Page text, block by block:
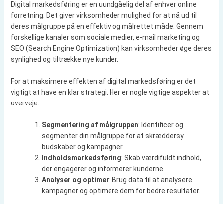
Digital markedsføring er en uundgåelig del af enhver online
forretning. Det giver virksomheder mulighed for at nå ud til
deres målgruppe på en effektiv og målrettet måde. Gennem
forskellige kanaler som sociale medier, e-mail marketing og
SEO (Search Engine Optimization) kan virksomheder øge deres
synlighed og tiltrække nye kunder.
For at maksimere effekten af digital markedsføring er det
vigtigt at have en klar strategi. Her er nogle vigtige aspekter at
overveje:
Segmentering af målgruppen: Identificer og
segmenter din målgruppe for at skræddersy
budskaber og kampagner.
Indholdsmarkedsføring: Skab værdifuldt indhold,
der engagerer og informerer kunderne.
Analyser og optimer: Brug data til at analysere
kampagner og optimere dem for bedre resultater.